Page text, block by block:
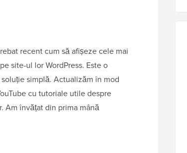
recent cum să afișeze cele mai
site-ul lor WordPress. Este o
simplă. Actualizăm în mod
cu tutoriale utile despre
Am învățat din prima mână